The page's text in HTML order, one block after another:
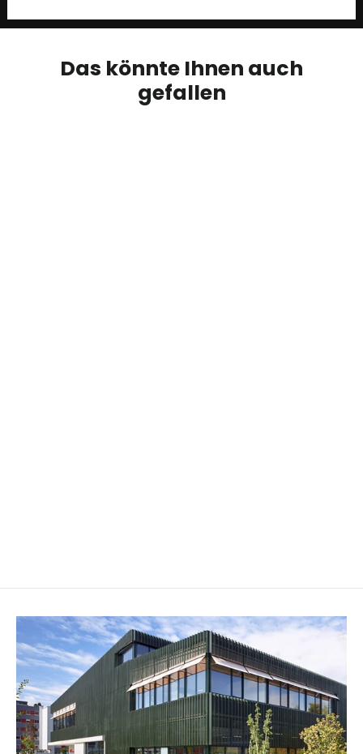
Das könnte Ihnen auch
gefallen